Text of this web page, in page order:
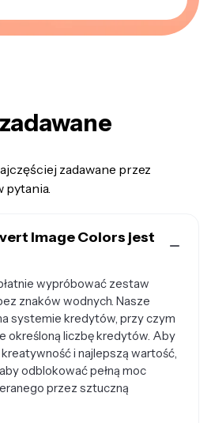
zadawane przez
pytania.
Image Colors jest
wypróbować zestaw
znaków wodnych. Nasze
systemie kredytów, przy czym
określoną liczbę kredytów. Aby
i najlepszą wartość,
odblokować pełną moc
przez sztuczną